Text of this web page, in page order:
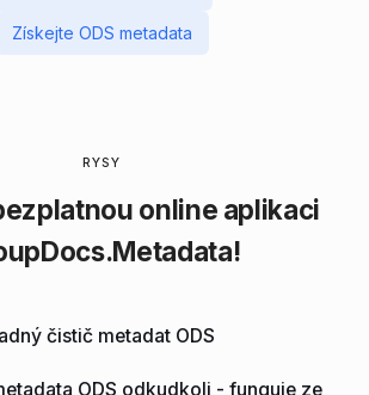
Získejte ODS metadata
RYSY
online aplikaci
čistič metadat ODS
ODS odkudkoli - funguje ze